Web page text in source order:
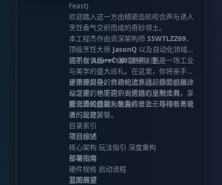
Feast)
欢迎踏入这一方由精密齿轮咬合声与诱人
烹饪香气交织而成的奇妙领土。
本工程杰作由资深架构师 SSWTLZZ69、
顶级烹饪大师 JasonQ 以及自动化领域的
领航者AzureCrab联袂铸造。
这不仅仅是一个游戏世界，更是一场工业
与美学的盛大巡礼。在这里，你将亲手构
建错综复杂的自动化流水线，感受机械律
动之美；也能在炉火旁精心烹制佳肴，享
受沉浸式的烟火气息。
更重要的是，世界的边界远超你的想象。
从深邃的地下洞穴到遥远的星辰大海，无
数奇异的怪物与绝美的景致正等待着勇敢
者的足迹。
愿《齿轮盛宴》能为你呈上一场视听与玩
法的极致饕餮。
目录索引
项目综述
核心架构 玩法指引 深度重构
部署指南
硬件规格 启动流程
蓝图展望